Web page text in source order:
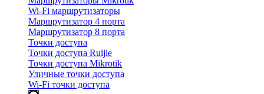
Wi-Fi маршрутизаторы
Маршрутизатор 4 порта
Маршрутизатор 8 порта
Точки доступа
Точки доступа Ruijie
Точки доступа Mikrotik
Уличные точки доступа
Wi-Fi точки доступа